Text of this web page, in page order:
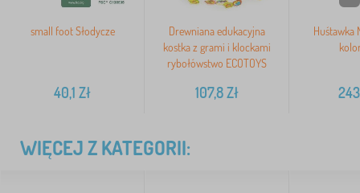
small foot Słodycze
40,1 Zł
Drewniana edukacyjna
kostka z grami i klockami
rybołówstwo ECOTOYS
107,8Zł
Huśtawka
WIĘCEJ Z KATEGORII: